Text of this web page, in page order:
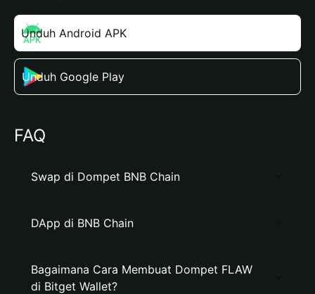
Unduh Android APK
Unduh Google Play
FAQ
Swap di Dompet BNB Chain
DApp di BNB Chain
Bagaimana Cara Membuat Dompet FLAW
di Bitget Wallet?